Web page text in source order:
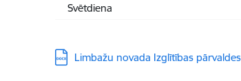
Svētdiena
Lejupielādēt:
Limbažu novada Izglītības